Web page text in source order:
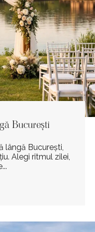
București
lângă București,
Alegi ritmul zilei,